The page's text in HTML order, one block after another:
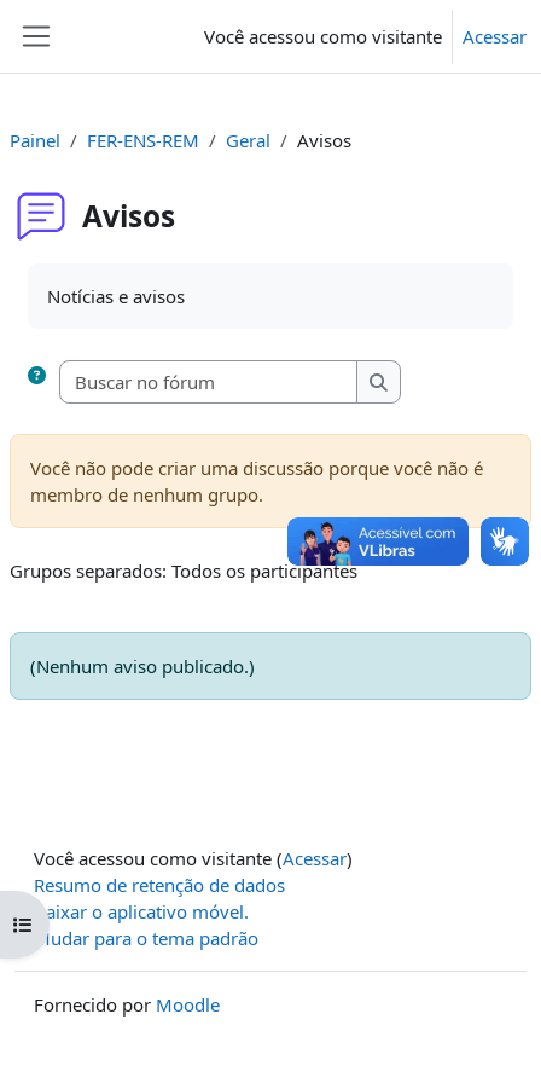
Você acessou como visitante Acessar
Abrir índice do curso
Painel FER-ENS-REM Geral Avisos
Avisos
Notícias e avisos
Buscar no fórum
Buscar no fórum
Você não pode criar uma discussão porque você não é
membro de nenhum grupo.
Grupos separados: Todos os participantes
(Nenhum aviso publicado.)
Você acessou como visitante (Acessar)
Resumo de retenção de dados
Baixar o aplicativo móvel.
Mudar para o tema padrão
Fornecido por Moodle